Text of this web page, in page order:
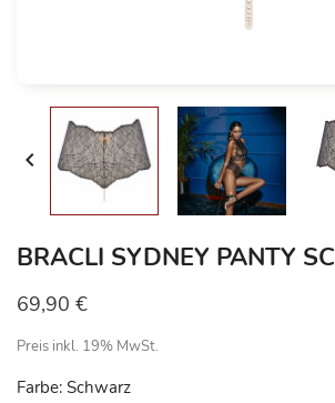

BRACLI SYDNEY PANTY
69,90 €
Preis inkl. 19% MwSt.
Farbe: Schwarz